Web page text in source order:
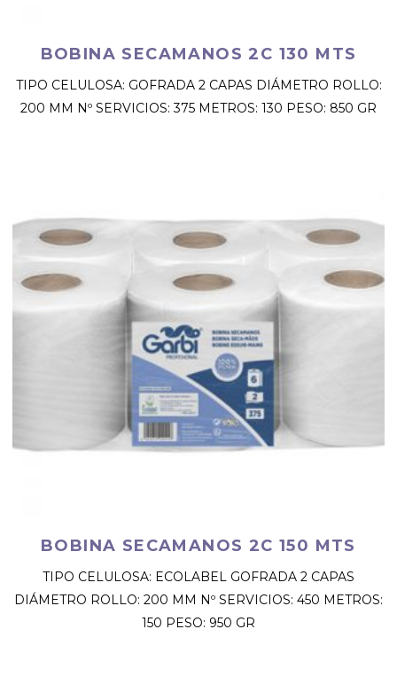
BOBINA SECAMANOS 2C 130 MTS
TIPO CELULOSA: GOFRADA 2 CAPAS DIÁMETRO ROLLO:
200 MM Nº SERVICIOS: 375 METROS: 130 PESO: 850 GR
BOBINA SECAMANOS 2C 150 MTS
TIPO CELULOSA: ECOLABEL GOFRADA 2 CAPAS
DIÁMETRO ROLLO: 200 MM Nº SERVICIOS: 450 METROS:
150 PESO: 950 GR